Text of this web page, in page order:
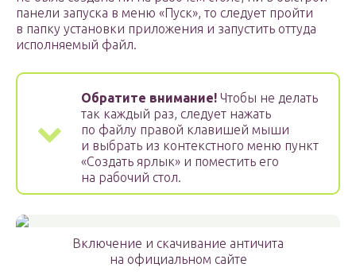
панели запуска в меню «Пуск», то следует пройти
в папку установки приложения и запустить оттуда
исполняемый файл.
Обратите внимание! Чтобы не делать
так каждый раз, следует нажать
по файлу правой клавишей мыши
и выбрать из контекстного меню пункт
«Создать ярлык» и поместить его
на рабочий стол.
Включение и скачивание античита
на официальном сайте